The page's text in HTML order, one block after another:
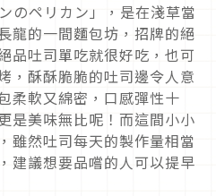
のペリカン」，是在淺草當
龍的一間麵包坊，招牌的絕
品吐司單吃就很好吃，也可
，酥酥脆脆的吐司邊令人意
柔軟又綿密，口感彈性十
是美味無比呢！而這間小小
雖然吐司每天的製作量相當
建議想要品嚐的人可以提早